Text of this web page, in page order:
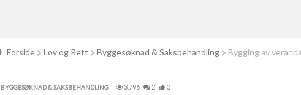
Forside Lov og Rett Byggesøknad & Saksbehandling Bygging av
BYGGESØKNAD & SAKSBEHANDLING 3,796 2 0